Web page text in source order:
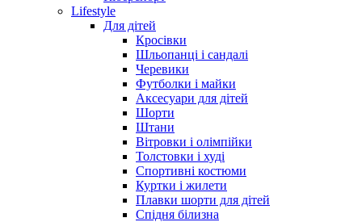
Lifestyle
Для дітей
Кросівки
Шльопанці і сандалі
Черевики
Футболки і майки
Аксесуари для дітей
Шорти
Штани
Вітровки і олімпійки
Толстовки і худі
Спортивні костюми
Куртки і жилети
Плавки шорти для дітей
Спідня білизна